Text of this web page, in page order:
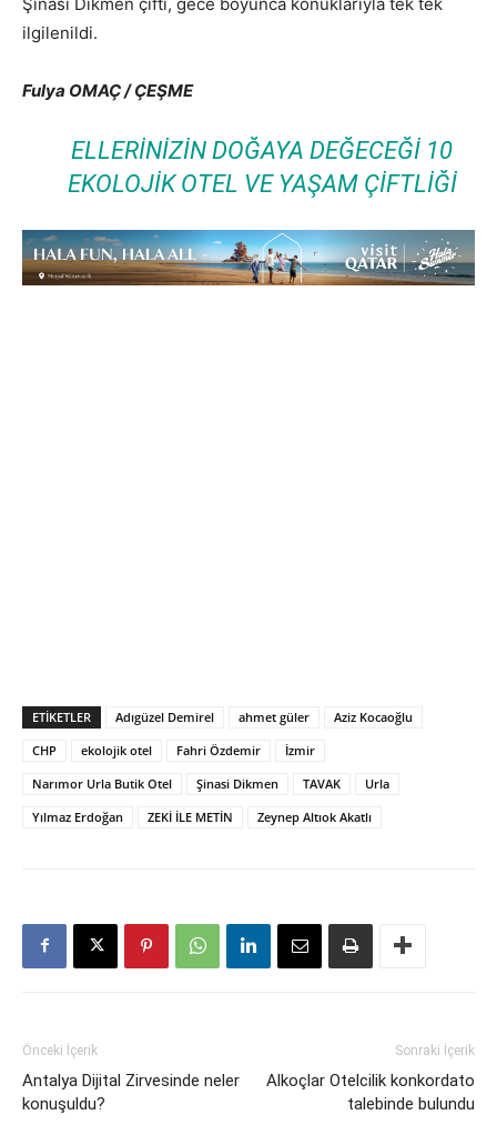
ilgilenildi.
Fulya OMAÇ / ÇEŞME
ELLERINIZIN DOĞAYA DEĞECEĞI 10
EKOLOJIK OTEL VE YAŞAM ÇIFTLIĞI
ETIKETLER Adıgüzel Demirel ahmet güler
Aziz Kocaoğlu
CHP
ekolojik otel Fahri Özdemir
İzmir
Narımor Urla Butik Otel
Şinasi Dikmen TAVAK
Urla
Yılmaz Erdoğan
ZEKİ İLE METİN Zeynep Altıok Akatlı
Önceki İçerik
Antalya Dijital Zirvesinde neler
konuşuldu?
Sonraki İçerik
Alkoçlar Otelcilik konkordato
talebinde bulundu